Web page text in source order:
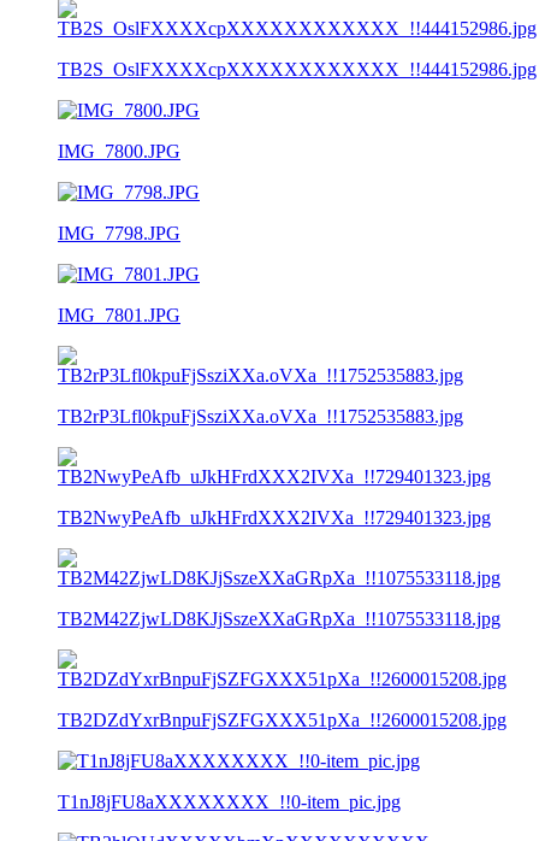
TB2S_OslFXXXXcpXXXXXXXXXXXX_!!444152986.jpg
IMG_7800.JPG
IMG_7798.JPG
IMG_7801.JPG
TB2rP3Lfl0kpuFjSsziXXa.oVXa_!!1752535883.jpg
TB2NwyPeAfb_uJkHFrdXXX2IVXa_!!729401323.jpg
TB2M42ZjwLD8KJjSszeXXaGRpXa_!!1075533118.jpg
TB2DZdYxrBnpuFjSZFGXXX51pXa_!!2600015208.jpg
T1nJ8jFU8aXXXXXXXX_!!0-item_pic.jpg